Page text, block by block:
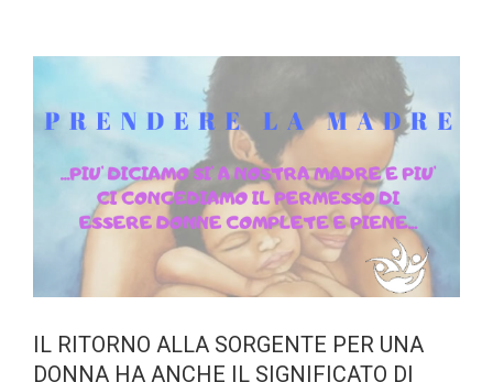
IL RITORNO ALLA SORGENTE PER UNA
DONNA HA ANCHE IL SIGNIFICATO DI